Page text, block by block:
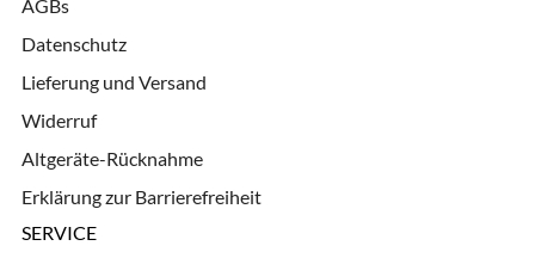
AGBs
Datenschutz
Lieferung und Versand
Widerruf
Altgeräte-Rücknahme
Erklärung zur Barrierefreiheit
SERVICE